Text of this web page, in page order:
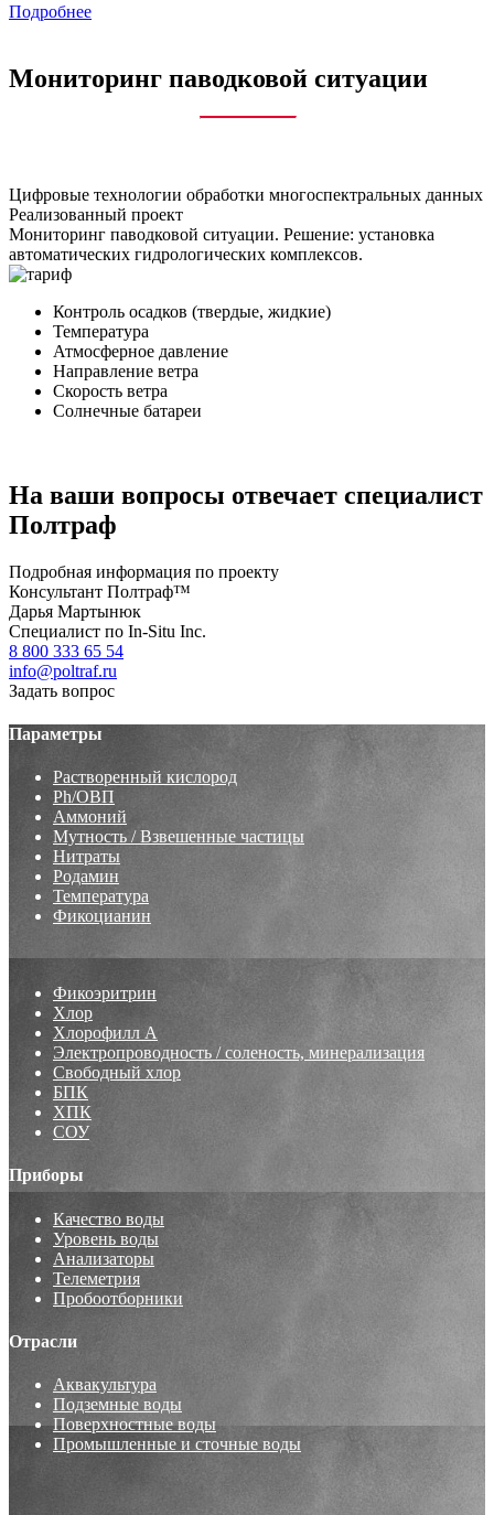
Подробнее
Мониторинг паводковой ситуации
Цифровые технологии обработки многоспектральных данных
Реализованный проект
Мониторинг паводковой ситуации. Решение: установка
автоматических гидрологических комплексов.
Контроль осадков (твердые, жидкие)
Температура
Атмосферное давление
Направление ветра
Скорость ветра
Солнечные батареи
На ваши вопросы отвечает специалист
Полтраф
Подробная информация по проекту
Консультант Полтраф™
Дарья Мартынюк
Специалист по In-Situ Inc.
8 800 333 65 54
info@poltraf.ru
Задать вопрос
Параметры
Растворенный кислород
Ph/ОВП
Аммоний
Мутность / Взвешенные частицы
Нитраты
Родамин
Температура
Фикоцианин
Фикоэритрин
Хлор
Хлорофилл А
Электропроводность / соленость, минерализация
Свободный хлор
БПК
ХПК
СОУ
Приборы
Качество воды
Уровень воды
Анализаторы
Телеметрия
Пробоотборники
Отрасли
Аквакультура
Подземные воды
Поверхностные воды
Промышленные и сточные воды